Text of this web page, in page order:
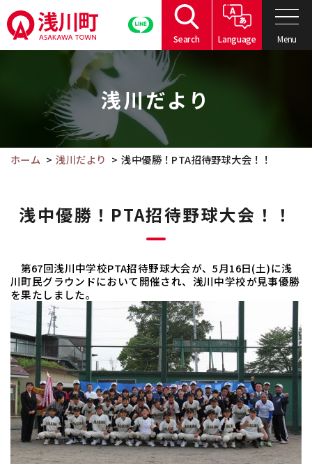
の
ペ
へ
Search Language Menu
文
浅川だより
ホーム 浅川だより 浅中優勝！PTA招待野球大会！！
浅中優勝！PTA招待野球大会！！
第67回浅川中学校PTA招待野球大会が、5月16日(土)に浅
川町民グラウンドにおいて開催され、浅川中学校が見事優勝
を果たしました。